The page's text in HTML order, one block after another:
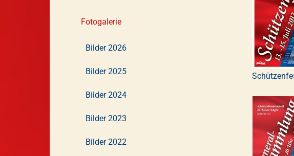
Fotogalerie
Bilder 2026
Bilder 2025
Bilder 2024
Bilder 2023
Bilder 2022